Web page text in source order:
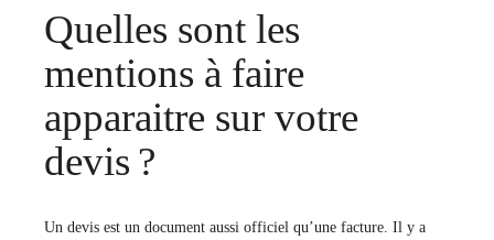
Quelles sont les
mentions à faire
apparaitre sur votre
devis ?
Un devis est un document aussi officiel qu’une facture. Il y a